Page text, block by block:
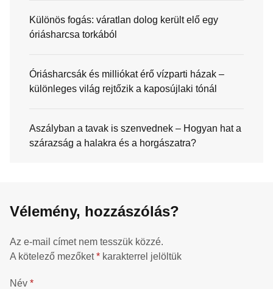
Különös fogás: váratlan dolog került elő egy
óriásharcsa torkából
Óriásharcsák és milliókat érő vízparti házak –
különleges világ rejtőzik a kaposújlaki tónál
Aszályban a tavak is szenvednek – Hogyan hat a
szárazság a halakra és a horgászatra?
Vélemény, hozzászólás?
Az e-mail címet nem tesszük közzé.
A kötelező mezőket* karakterrel jelöltük
Név *